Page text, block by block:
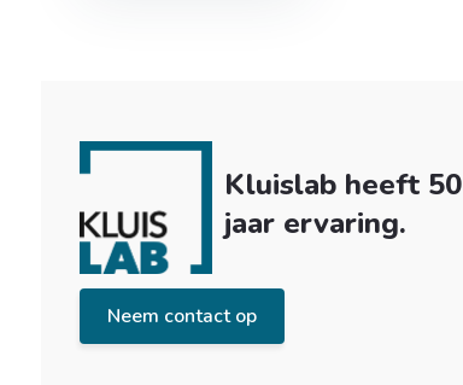
Kluislab heeft 50
jaar ervaring.
Neem contact op